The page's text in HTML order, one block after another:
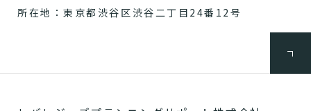
所在地：東京都渋谷区渋谷二丁目24番12号